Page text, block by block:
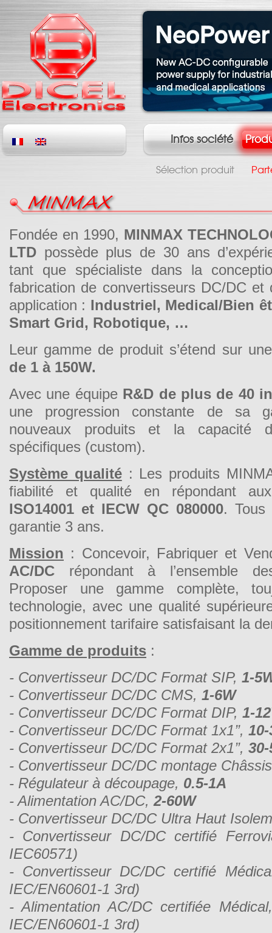
Infos société
Sélection produit
MINMAX
Fondée en 1990, MINMAX
LTD possède plus de 30 ans
tant que spécialiste dans la
fabrication de convertisseurs DC/DC et
application : Industriel, Medical/Bien
Smart Grid, Robotique, …
Leur gamme de produit s’étend sur
de 1 à 150W.
Avec une équipe R&D de plus de 40
une progression constante de sa
nouveaux produits et la capacité
spécifiques (custom).
Système qualité: Les produits
fiabilité et qualité en répondant
ISO14001 et IECW QC 080000. Tous
garantie 3 ans.
Mission : Concevoir, Fabriquer et
AC/DC répondant à l’ensemble
Proposer une gamme complète,
technologie, avec une qualité
positionnement tarifaire satisfaisant la
Gamme de produits :
- Convertisseur DC/DC Format SIP, 1-
- Convertisseur DC/DC CMS, 1-6W
- Convertisseur DC/DC Format DIP, 1-
- Convertisseur DC/DC Format 1x1’’,
- Convertisseur DC/DC Format 2x1’’,
- Convertisseur DC/DC montage
- Régulateur à découpage, 0.5-1A
- Alimentation AC/DC, 2-60W
- Convertisseur DC/DC Ultra Haut
- Convertisseur DC/DC certifié
IEC60571)
- Convertisseur DC/DC certifié
IEC/EN60601-1 3rd)
- Alimentation AC/DC certifiée
IEC/EN60601-1 3rd)